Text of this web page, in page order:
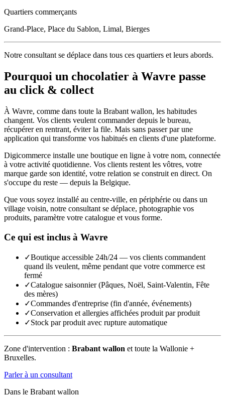
Quartiers commerçants
Grand-Place, Place du Sablon, Limal, Bierges
Notre consultant se déplace dans tous ces quartiers et leurs abords.
Pourquoi un chocolatier à Wavre passe
au click & collect
À Wavre, comme dans toute la Brabant wallon, les habitudes
changent. Vos clients veulent commander depuis le bureau,
récupérer en rentrant, éviter la file. Mais sans passer par une
application qui transforme vos habitués en clients d'une plateforme.
Digicommerce installe une boutique en ligne à votre nom, connectée
à votre activité quotidienne. Vos clients restent les vôtres, votre
marque garde son identité, votre relation se construit en direct. On
s'occupe du reste — depuis la Belgique.
Que vous soyez installé au centre-ville, en périphérie ou dans un
village voisin, notre consultant se déplace, photographie vos
produits, paramètre votre catalogue et vous forme.
Ce qui est inclus à Wavre
✓Boutique accessible 24h/24 — vos clients commandent
quand ils veulent, même pendant que votre commerce est
fermé
✓Catalogue saisonnier (Pâques, Noël, Saint-Valentin, Fête
des mères)
✓Commandes d'entreprise (fin d'année, événements)
✓Conservation et allergies affichées produit par produit
✓Stock par produit avec rupture automatique
Zone d'intervention : Brabant wallon et toute la Wallonie +
Bruxelles.
Parler à un consultant
Dans le Brabant wallon